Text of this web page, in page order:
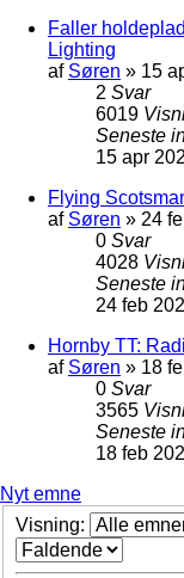
Faller
Lighting
af Søren » 15
2 Svar
6019
Seneste
15 apr
Flying
af Søren » 24
0 Svar
4028
Seneste
24 feb
Hornby TT:
af Søren » 18
0 Svar
3565
Seneste
18 feb
Nyt emne
Visning: